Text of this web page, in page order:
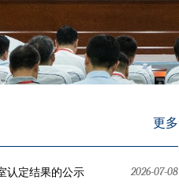
更多
2026-07-08
认定结果的公示